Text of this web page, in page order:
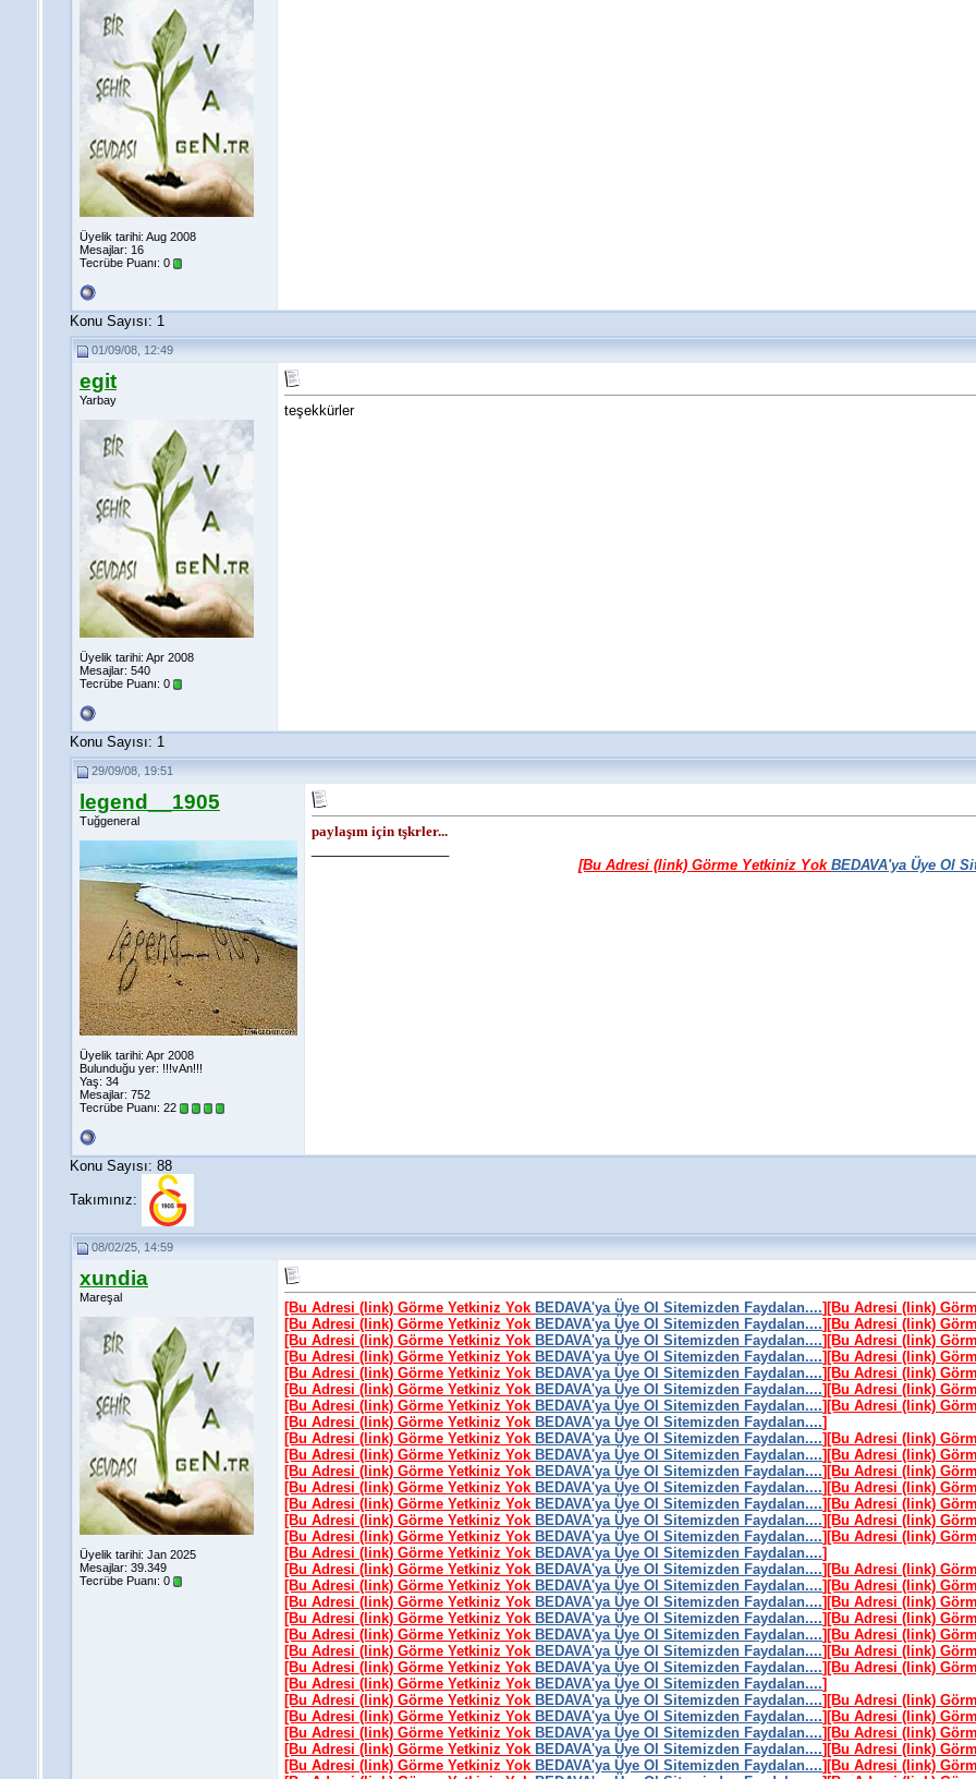
Üyelik tarihi: Aug 2008
Mesajlar: 16
Tecrübe Puanı: 0
Konu Sayısı: 1
01/09/08, 12:49
egit
Yarbay
Üyelik tarihi: Apr 2008
Mesajlar: 540
Tecrübe Puanı: 0
teşekkürler
Konu Sayısı: 1
29/09/08, 19:51
legend__1905
Tuğgeneral
Üyelik tarihi: Apr 2008
Bulunduğu yer: !!!vAn!!!
Yaş: 34
Mesajlar: 752
Tecrübe Puanı: 22
paylaşım için tşkrler...
[Bu Adresi (link) Görme Yetkiniz Yok BEDAVA'ya Üye Ol
Konu Sayısı: 88
Takımınız:
08/02/25, 14:59
xundia
Mareşal
Üyelik tarihi: Jan 2025
Mesajlar: 39.349
Tecrübe Puanı: 0
[Bu Adresi (link) Görme Yetkiniz Yok BEDAVA'ya Üye Ol Sitemizden Faydalan....] [Bu Adresi (link)
[Bu Adresi (link) Görme Yetkiniz Yok BEDAVA'ya Üye Ol Sitemizden Faydalan....] [Bu Adresi (link)
[Bu Adresi (link) Görme Yetkiniz Yok BEDAVA'ya Üye Ol Sitemizden Faydalan....] [Bu Adresi (link)
[Bu Adresi (link) Görme Yetkiniz Yok BEDAVA'ya Üye Ol Sitemizden Faydalan....] [Bu Adresi (link)
[Bu Adresi (link) Görme Yetkiniz Yok BEDAVA'ya Üye Ol Sitemizden Faydalan....] [Bu Adresi (link)
[Bu Adresi (link) Görme Yetkiniz Yok BEDAVA'ya Üye Ol Sitemizden Faydalan....] [Bu Adresi (link)
[Bu Adresi (link) Görme Yetkiniz Yok BEDAVA'ya Üye Ol Sitemizden Faydalan....] [Bu Adresi (link)
[Bu Adresi (link) Görme Yetkiniz Yok BEDAVA'ya Üye Ol Sitemizden Faydalan....]
[Bu Adresi (link) Görme Yetkiniz Yok BEDAVA'ya Üye Ol Sitemizden Faydalan....] [Bu Adresi (link)
[Bu Adresi (link) Görme Yetkiniz Yok BEDAVA'ya Üye Ol Sitemizden Faydalan....] [Bu Adresi (link)
[Bu Adresi (link) Görme Yetkiniz Yok BEDAVA'ya Üye Ol Sitemizden Faydalan....] [Bu Adresi (link)
[Bu Adresi (link) Görme Yetkiniz Yok BEDAVA'ya Üye Ol Sitemizden Faydalan....] [Bu Adresi (link)
[Bu Adresi (link) Görme Yetkiniz Yok BEDAVA'ya Üye Ol Sitemizden Faydalan....] [Bu Adresi (link)
[Bu Adresi (link) Görme Yetkiniz Yok BEDAVA'ya Üye Ol Sitemizden Faydalan....] [Bu Adresi (link)
[Bu Adresi (link) Görme Yetkiniz Yok BEDAVA'ya Üye Ol Sitemizden Faydalan....] [Bu Adresi (link)
[Bu Adresi (link) Görme Yetkiniz Yok BEDAVA'ya Üye Ol Sitemizden Faydalan....]
[Bu Adresi (link) Görme Yetkiniz Yok BEDAVA'ya Üye Ol Sitemizden Faydalan....] [Bu Adresi (link)
[Bu Adresi (link) Görme Yetkiniz Yok BEDAVA'ya Üye Ol Sitemizden Faydalan....] [Bu Adresi (link)
[Bu Adresi (link) Görme Yetkiniz Yok BEDAVA'ya Üye Ol Sitemizden Faydalan....] [Bu Adresi (link)
[Bu Adresi (link) Görme Yetkiniz Yok BEDAVA'ya Üye Ol Sitemizden Faydalan....] [Bu Adresi (link)
[Bu Adresi (link) Görme Yetkiniz Yok BEDAVA'ya Üye Ol Sitemizden Faydalan....] [Bu Adresi (link)
[Bu Adresi (link) Görme Yetkiniz Yok BEDAVA'ya Üye Ol Sitemizden Faydalan....] [Bu Adresi (link)
[Bu Adresi (link) Görme Yetkiniz Yok BEDAVA'ya Üye Ol Sitemizden Faydalan....] [Bu Adresi (link)
[Bu Adresi (link) Görme Yetkiniz Yok BEDAVA'ya Üye Ol Sitemizden Faydalan....]
[Bu Adresi (link) Görme Yetkiniz Yok BEDAVA'ya Üye Ol Sitemizden Faydalan....] [Bu Adresi (link)
[Bu Adresi (link) Görme Yetkiniz Yok BEDAVA'ya Üye Ol Sitemizden Faydalan....] [Bu Adresi (link)
[Bu Adresi (link) Görme Yetkiniz Yok BEDAVA'ya Üye Ol Sitemizden Faydalan....] [Bu Adresi (link)
[Bu Adresi (link) Görme Yetkiniz Yok BEDAVA'ya Üye Ol Sitemizden Faydalan....] [Bu Adresi (link)
[Bu Adresi (link) Görme Yetkiniz Yok BEDAVA'ya Üye Ol Sitemizden Faydalan....] [Bu Adresi (link)